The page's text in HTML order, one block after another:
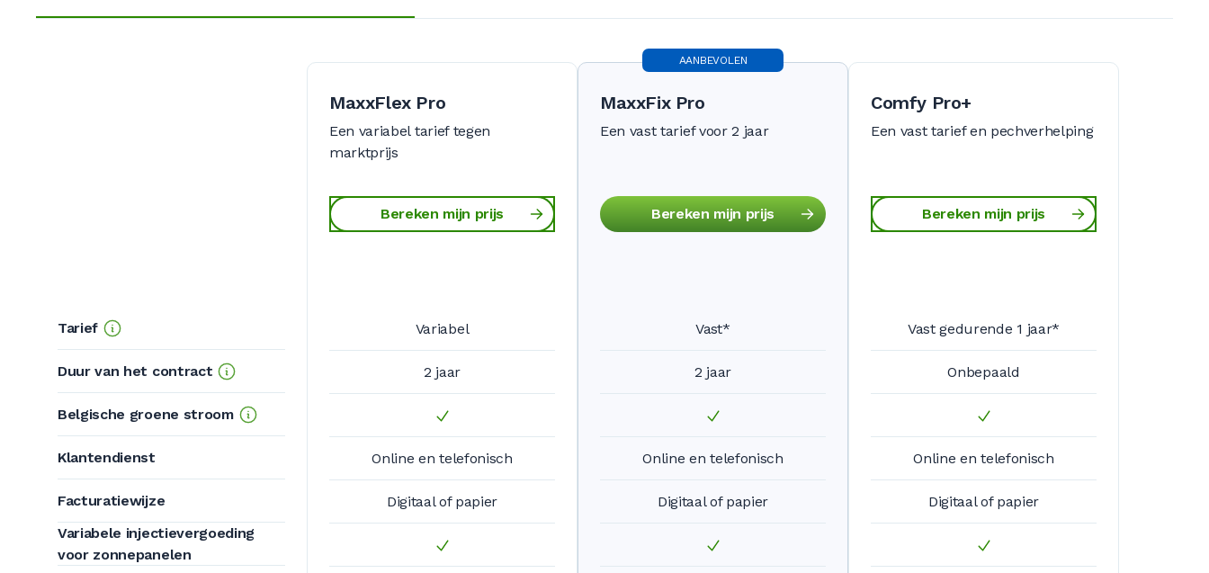
Tarief
Duur van het contract
Belgische groene stroom
Klantendienst
Facturatiewijze
Variabele injectievergoeding
voor zonnepanelen
MaxxFlex Pro
Een variabel tarief tegen
marktprijs
Bereken mijn prijs
Variabel
2 jaar
Online en telefonisch
Digitaal of papier
AANBEVOLEN
MaxxFix Pro
Een vast tarief voor 2 jaar
Bereken mijn prijs
Vast*
2 jaar
Online en telefonisch
Digitaal of papier
Comfy Pro+
Een vast tarief en pechverhelping
Bereken mijn prijs
Vast gedurende 1 jaar*
Onbepaald
Online en telefonisch
Digitaal of papier